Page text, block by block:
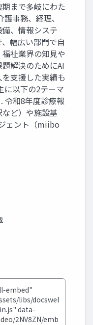
まで多岐にわた
事務、経理、
、情報システ
幅広い部門で自
祉業界の知見や
解決のためにAI
支援した実績も
に以下の2テーマ
令和8年度診療報
ど）や施設基
ェント（miibo